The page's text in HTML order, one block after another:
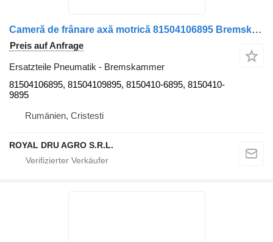
Cameră de frânare axă motrică 81504106895 Bremskammer für MAN 81504106895/81504109895 LKW
Preis auf Anfrage
Ersatzteile Pneumatik - Bremskammer
81504106895, 81504109895, 8150410-6895, 8150410-
9895
Rumänien, Cristesti
ROYAL DRU AGRO S.R.L.